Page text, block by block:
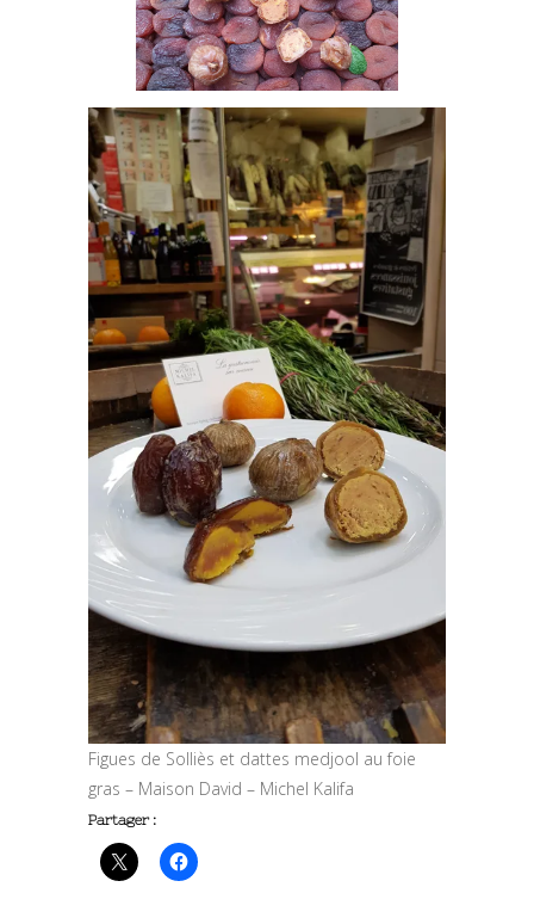
Figues de Solliès et dattes medjool au foie
gras – Maison David – Michel Kalifa
Partager :